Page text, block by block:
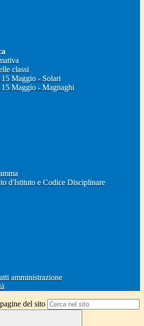
classi
Maggio - Solari
Maggio - Magnaghi
d'Istituto e Codice Disciplinare
amministrazione
del sito